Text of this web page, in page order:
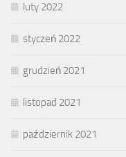
luty 2022
styczeń 2022
grudzień 2021
listopad 2021
październik 2021